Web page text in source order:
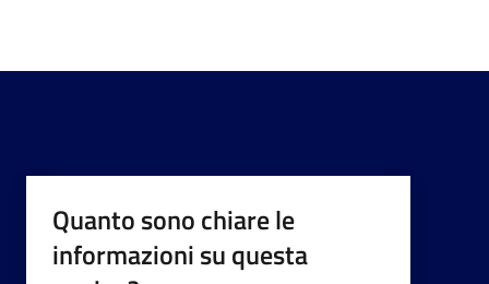
Quanto sono chiare le
informazioni su questa